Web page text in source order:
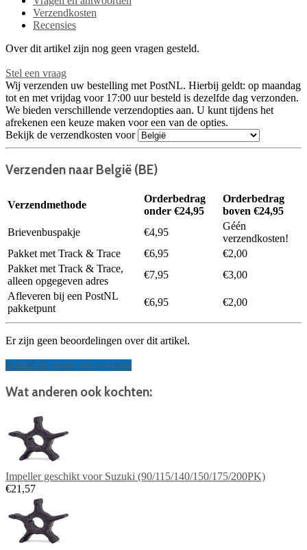
Verzendkosten
Recensies
Over dit artikel zijn nog geen vragen gesteld.
Stel een vraag
Wij verzenden uw bestelling met PostNL. Hierbij geldt: op maandag
tot en met vrijdag voor 17:00 uur besteld is dezelfde dag verzonden.
We bieden verschillende verzendopties aan. U kunt tijdens het
afrekenen een keuze maken voor een van de opties.
Bekijk de verzendkosten voor
Verzenden naar België (BE)
Verzendmethode
Orderbedrag
onder €24,95
Orderbedrag
boven €24,95
Brievenbuspakje
€4,95
Géén
verzendkosten!
Pakket met Track & Trace
€6,95
€2,00
Pakket met Track & Trace,
alleen opgegeven adres
€7,95
€3,00
Afleveren bij een PostNL
pakketpunt
€6,95 €2,00
Er zijn geen beoordelingen over dit artikel.
Schrijf als eerste een recensie
Wat anderen ook kochten:
Impeller geschikt voor Suzuki (90/115/140/150/175/200PK)
€21,57